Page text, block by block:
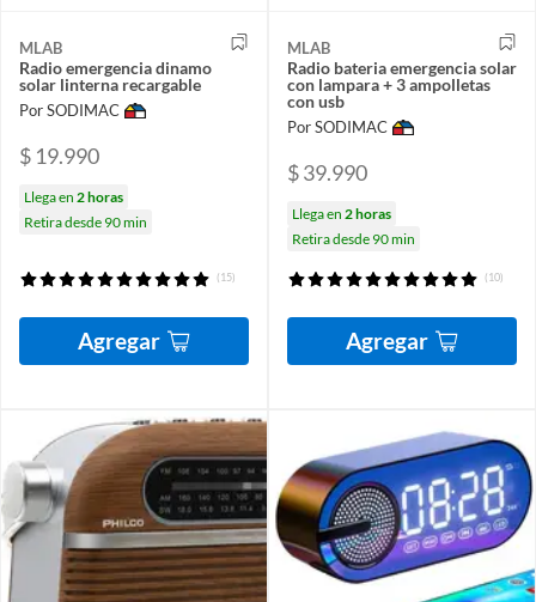
MLAB
Radio emergencia dinamo
solar linterna recargable
Por SODIMAC
$ 19.990
Llega en 2 horas
Retira desde 90 min
(15)
Agregar
MLAB
Radio bateria emergencia solar
con lampara + 3 ampolletas
con usb
Por SODIMAC
$ 39.990
Llega en 2 horas
Retira desde 90 min
(10)
Agregar